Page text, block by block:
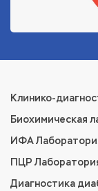
Клинико-
Биохимическая
ИФА
ПЦР
Диагностика